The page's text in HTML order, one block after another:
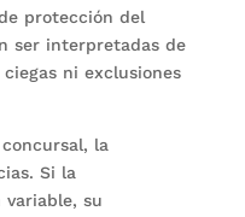
protección del
ser interpretadas de
ni exclusiones
la
Si la
su